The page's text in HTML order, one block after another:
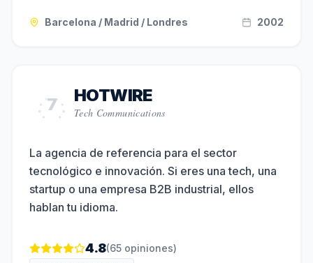
Barcelona / Madrid / Londres 2002
7 HOTWIRE
Tech Communications
La agencia de referencia para el sector
tecnológico e innovación. Si eres una tech, una
startup o una empresa B2B industrial, ellos
hablan tu idioma.
4.8(65 opiniones)